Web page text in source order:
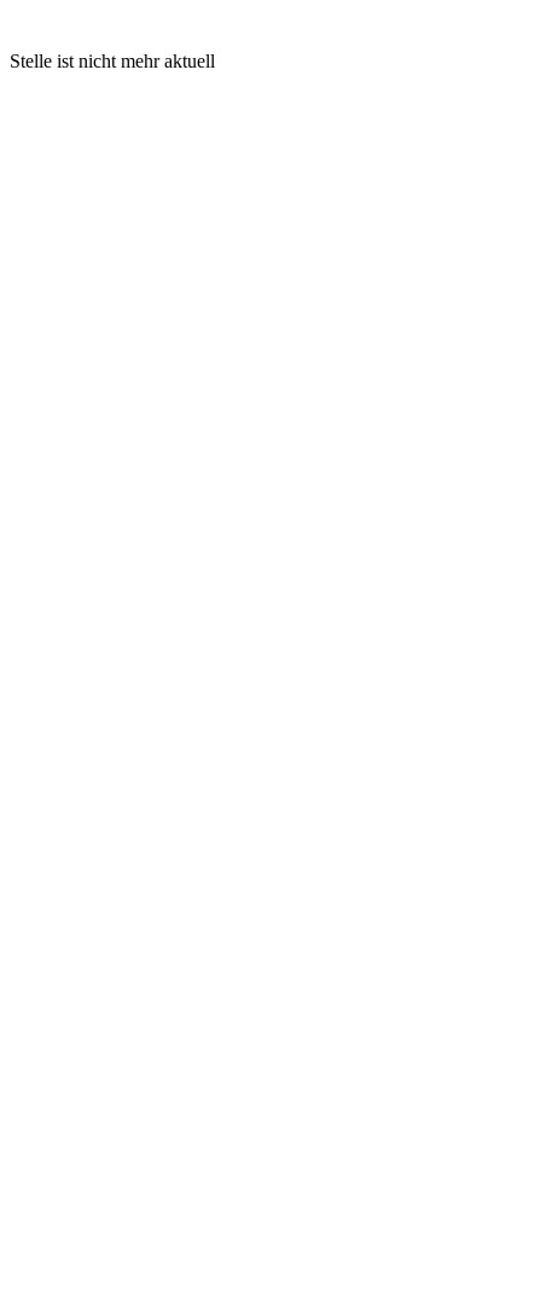
Stelle ist nicht mehr aktuell